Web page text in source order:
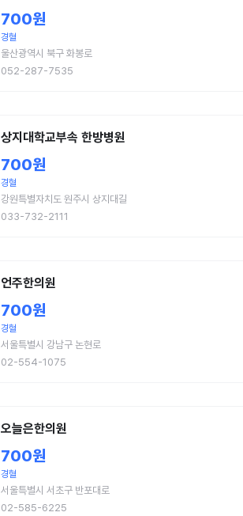
700원
경혈
울산광역시 북구 화봉로
052-287-7535
상지대학교부속 한방병원
700원
경혈
강원특별자치도 원주시 상지대길
033-732-2111
언주한의원
700원
경혈
서울특별시 강남구 논현로
02-554-1075
오늘은한의원
700원
경혈
서울특별시 서초구 반포대로
02-585-6225